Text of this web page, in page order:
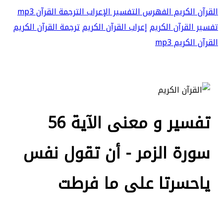
القرآن الكريمالفهرسالتفسيرالإعرابالترجمةالقرآن mp3
تفسير القرآن الكريمإعراب القرآن الكريمترجمة القرآن الكريم
القرآن الكريم mp3
تفسير و معنى الآية 56
سورة الزمر - أن تقول نفس
ياحسرتا على ما فرطت